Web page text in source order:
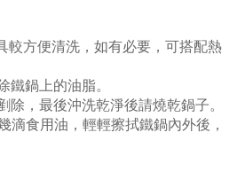
較方便清洗，如有必要，可搭配熱
鐵鍋上的油脂。
除，最後沖洗乾淨後請燒乾鍋子。
滴食用油，輕輕擦拭鐵鍋內外後，